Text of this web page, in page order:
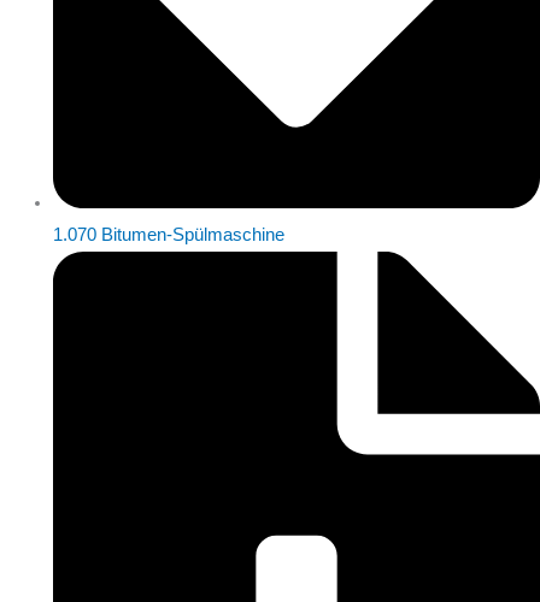
1.070 Bitumen-Spülmaschine